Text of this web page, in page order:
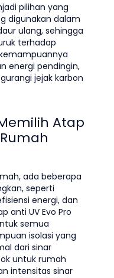
pilihan yang
digunakan dalam
ulang, sehingga
terhadap
energi pendingin,
jejak karbon
Atap
ada beberapa
seperti
energi, dan
anti UV Evo Pro
semua
isolasi yang
dari sinar
untuk rumah
intensitas sinar